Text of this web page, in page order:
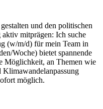
und den politischen
mitprägen: Ich suche
(w/m/d) für mein Team in
Woche) bietet spannende
Möglichkeit, an Themen wie
möglich.